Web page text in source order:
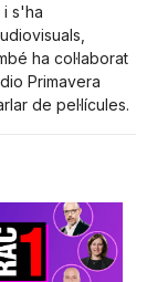
i s'ha
ha col·laborat
Primavera
de pel·lícules.